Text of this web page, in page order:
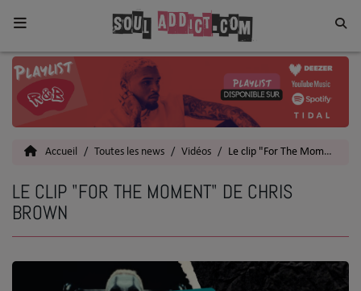
Home
Toutes les News
Actu
Interviews
Accueil Toutes les news Vidéos Le clip "For The Moment" de Chris Brown
LE CLIP "FOR THE MOMENT" DE CHRIS
BROWN